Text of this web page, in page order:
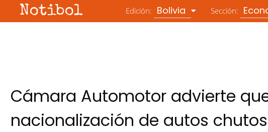
Notibol Edición: Bolivia Sección:
Cámara Automotor advierte
nacionalización de autos